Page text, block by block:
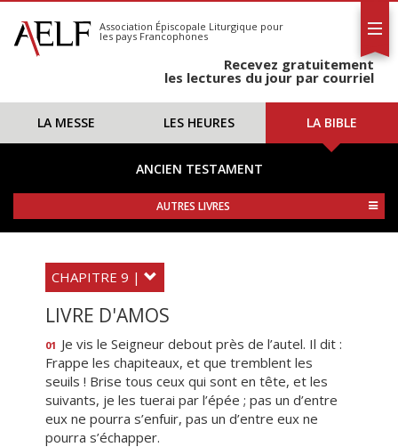
S'abonner
Calendrier
Association Épiscopale Liturgique pour
les pays Francophones
Recevez gratuitement
les lectures du jour par courriel
LA MESSE LES HEURES LA BIBLE
ANCIEN TESTAMENT
AUTRES LIVRES
CHAPITRE 9 |
LIVRE D'AMOS
01 Je vis le Seigneur debout près de l’autel. Il dit :
Frappe les chapiteaux, et que tremblent les
seuils ! Brise tous ceux qui sont en tête, et les
suivants, je les tuerai par l’épée ; pas un d’entre
eux ne pourra s’enfuir, pas un d’entre eux ne
pourra s’échapper.